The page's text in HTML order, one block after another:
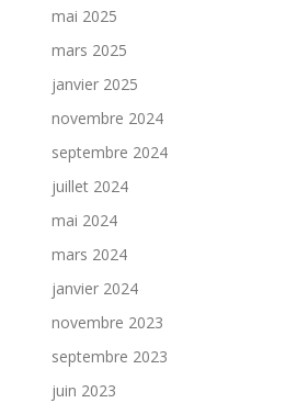
mai 2025
mars 2025
janvier 2025
novembre 2024
septembre 2024
juillet 2024
mai 2024
mars 2024
janvier 2024
novembre 2023
septembre 2023
juin 2023